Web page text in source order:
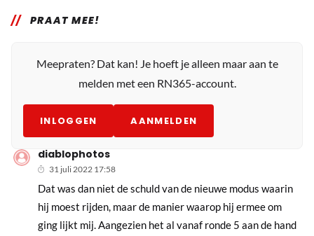
PRAAT MEE!
Meepraten? Dat kan! Je hoeft je alleen maar aan te
melden met een RN365-account.
INLOGGEN AANMELDEN
diablophotos
31 juli 2022 17:58
Dat was dan niet de schuld van de nieuwe modus waarin
hij moest rijden, maar de manier waarop hij ermee om
ging lijkt mij. Aangezien het al vanaf ronde 5 aan de hand